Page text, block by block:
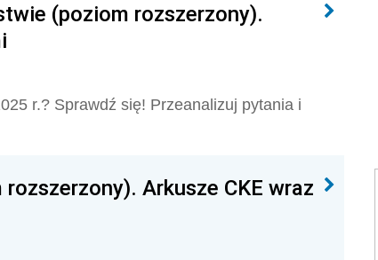
(poziom rozszerzony).
r.? Sprawdź się! Przeanalizuj pytania i
Arkusze CKE wraz